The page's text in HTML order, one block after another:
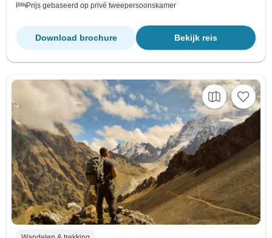
Prijs gebaseerd op privé tweepersoonskamer
Bekijk reis
Download brochure